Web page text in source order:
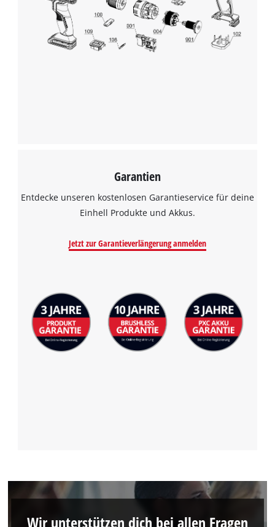
Garantien
Entdecke unseren kostenlosen Garantieservice für deine
Einhell Produkte und Akkus.
Jetzt zur Garantieverlängerung anmelden
Wir unterstützen dich bei allen Fragen